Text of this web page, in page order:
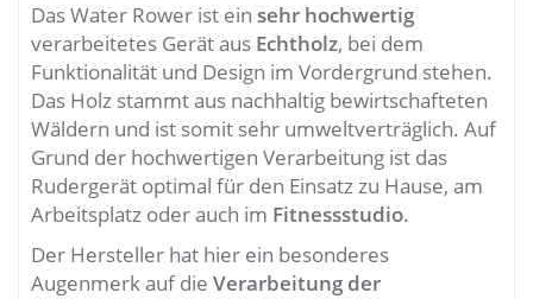
Das Water Rower ist ein sehr hochwertig
verarbeitetes Gerät aus Echtholz, bei dem
Funktionalität und Design im Vordergrund stehen.
Das Holz stammt aus nachhaltig bewirtschafteten
Wäldern und ist somit sehr umweltverträglich. Auf
Grund der hochwertigen Verarbeitung ist das
Rudergerät optimal für den Einsatz zu Hause, am
Arbeitsplatz oder auch im Fitnessstudio.
Der Hersteller hat hier ein besonderes
Augenmerk auf die Verarbeitung der